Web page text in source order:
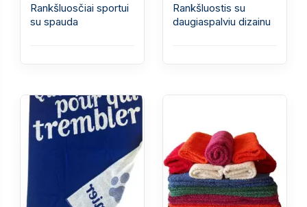
Rankšluosčiai sportui
su spauda
Rankšluostis su
daugiaspalviu dizainu